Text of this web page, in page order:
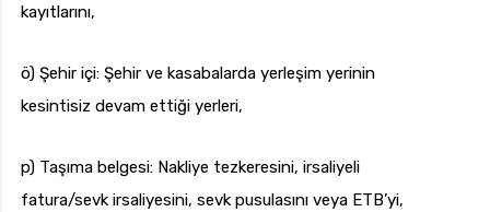
kayıtlarını,
ö) Şehir içi: Şehir ve kasabalarda yerleşim yerinin
kesintisiz devam ettiği yerleri,
p) Taşıma belgesi: Nakliye tezkeresini, irsaliyeli
fatura/sevk irsaliyesini, sevk pusulasını veya ETB’yi,